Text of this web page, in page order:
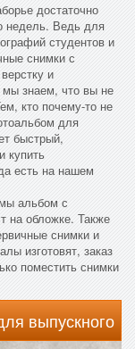
достаточно
недель. Ведь для
студентов и
снимки с
и
мы знаем, что вы не
кто почему-то не
для
быстрый,
купить
есть на нашем
альбом с
на обложке. Также
снимки и
изготовят, заказ
поместить снимки
выпускного